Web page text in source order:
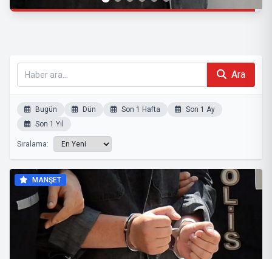
Ara
Bugün Dün Son 1 Hafta
Son 1 Ay
Son 1 Yıl
Sıralama:
MANŞET